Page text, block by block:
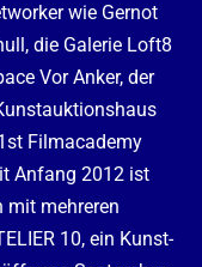
wie Gernot
die Galerie Loft8
Vor Anker, der
st Filmacademy
Anfang 2012 ist
mit mehreren
10, ein Kunst-